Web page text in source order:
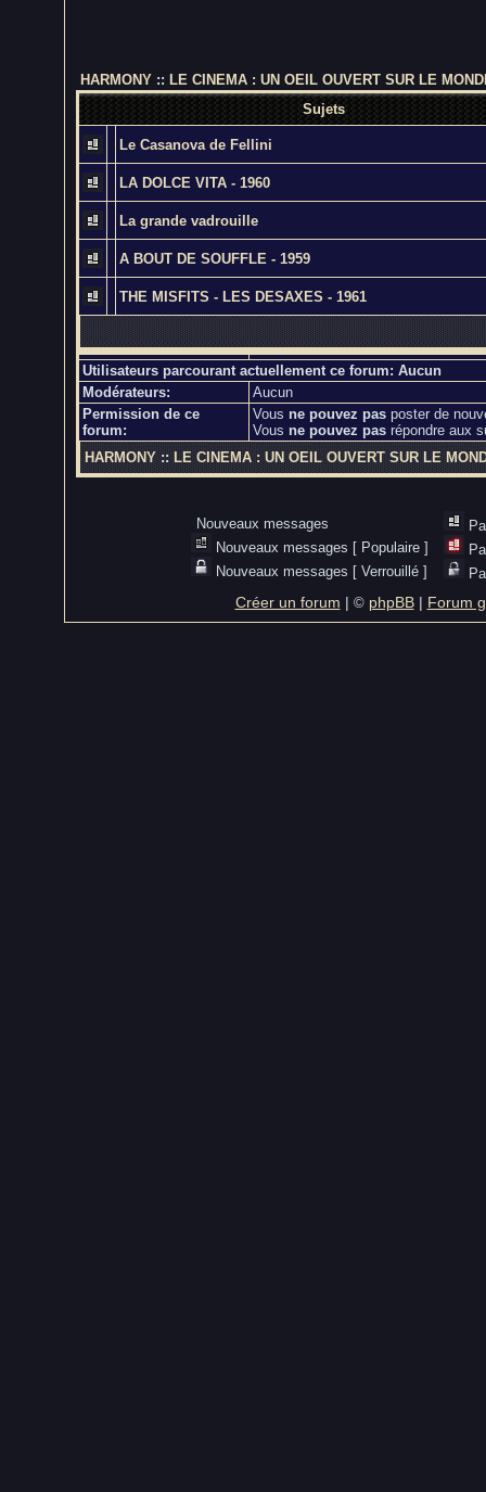
HARMONY :: LE CINEMA : UN OEIL OUVERT SUR LE
Sujets
Le Casanova de Fellini
LA DOLCE VITA - 1960
La grande vadrouille
A BOUT DE SOUFFLE - 1959
THE MISFITS - LES DESAXES - 1961
Utilisateurs parcourant actuellement ce forum: Aucun
Modérateurs:
Aucun
Permission de ce
forum:
Vous ne pouvez pas poster de
Vous ne pouvez pas répondre aux
HARMONY:: LE CINEMA : UN OEIL OUVERT SUR LE
Nouveaux messages
Nouveaux messages [ Populaire ]
Nouveaux messages [ Verrouillé ]
Créer un forum | © phpBB| Forum